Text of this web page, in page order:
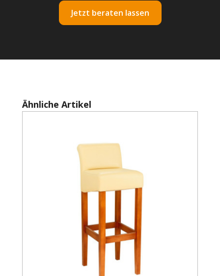
Jetzt beraten lassen
Produktgalerie überspringen
Ähnliche Artikel